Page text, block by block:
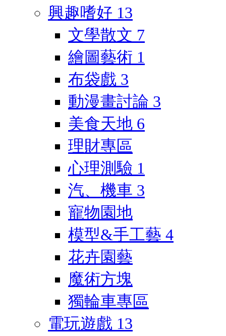
興趣嗜好 13
文學散文 7
繪圖藝術 1
布袋戲 3
動漫畫討論 3
美食天地 6
理財專區
心理測驗 1
汽、機車 3
寵物園地
模型&手工藝 4
花卉園藝
魔術方塊
獨輪車專區
電玩遊戲 13